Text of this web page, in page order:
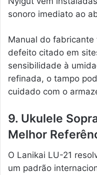
sonoro imediato ao
Manual do fabricante
defeito citado em
sensibilidade à
refinada, o tampo
cuidado com o
9. Ukulele
Melhor
O Lanikai LU-21
um padrão